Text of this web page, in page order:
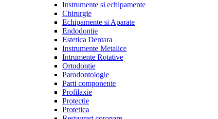
Instrumente si echipamente
Chirurgie
Echipamente si Aparate
Endodontie
Estetica Dentara
Instrumente Metalice
Intrumente Rotative
Ortodontie
Parodontologie
Parti componente
Profilaxie
Protectie
Protetica